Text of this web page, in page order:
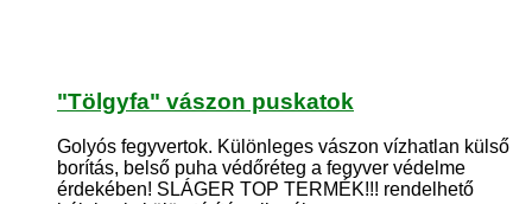
"Tölgyfa" vászon puskatok
Golyós fegyvertok. Különleges vászon vízhatlan külső
borítás, belső puha védőréteg a fegyver védelme
érdekében! SLÁGER TOP TERMÉK!!! rendelhető